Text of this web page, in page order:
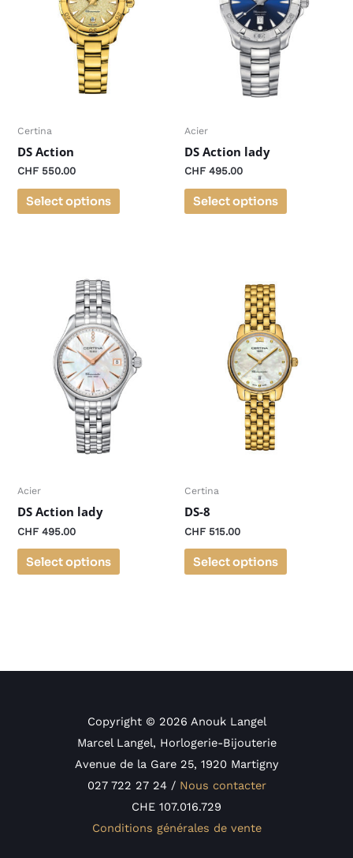
Certina
DS Action
CHF 550.00
Select options
Acier
DS Action lady
CHF 495.00
Select options
Acier
DS Action lady
CHF 495.00
Select options
Certina
DS-8
CHF 515.00
Select options
Copyright © 2026 Anouk Langel
Marcel Langel, Horlogerie-Bijouterie
Avenue de la Gare 25, 1920 Martigny
027 722 27 24 / Nous contacter
CHE 107.016.729
Conditions générales de vente